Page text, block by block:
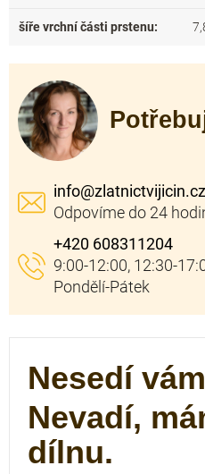
šíře vrchní části prstenu:
info@zlatnictvijicin.cz
+420 608311204
Nesedí
Nevadí,
dílnu.